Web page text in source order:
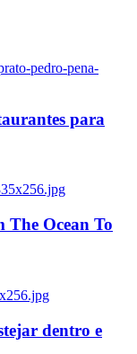
pedro-pena-
para
The Ocean To
dentro e